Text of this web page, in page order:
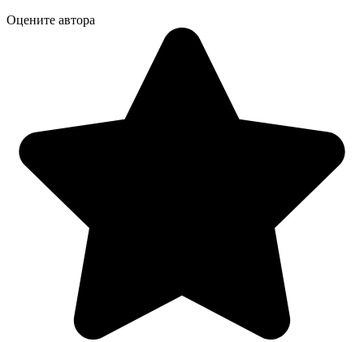
Оцените автора